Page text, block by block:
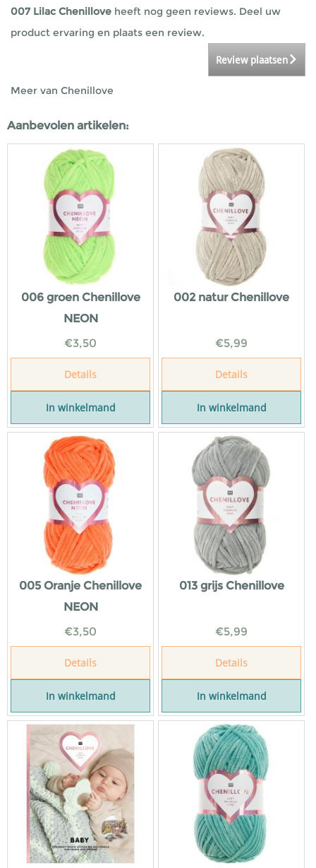
007 Lilac Chenillove heeft nog geen reviews. Deel uw
product ervaring en plaats een review.
Review plaatsen
Meer van Chenillove
Aanbevolen artikelen:
006 groen Chenillove
NEON
€3,50
Details
In winkelmand
002 natur Chenillove
€5,99
Details
In winkelmand
005 Oranje Chenillove
NEON
€3,50
Details
In winkelmand
013 grijs Chenillove
€5,99
Details
In winkelmand